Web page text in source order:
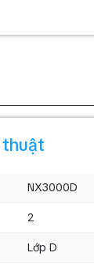
thuật
NX3000D
2
Lớp D